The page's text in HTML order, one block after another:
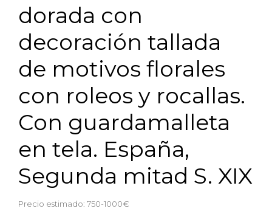
dorada con
decoración tallada
de motivos florales
con roleos y rocallas.
Con guardamalleta
en tela. España,
Segunda mitad S. XIX
Precio estimado: 750-1000€